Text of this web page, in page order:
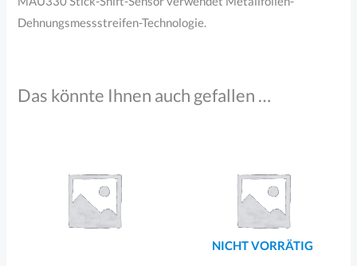
Dehnungsmessstreifen-Technologie.
Das könnte Ihnen auch gefallen …
NICHT VORRÄTIG